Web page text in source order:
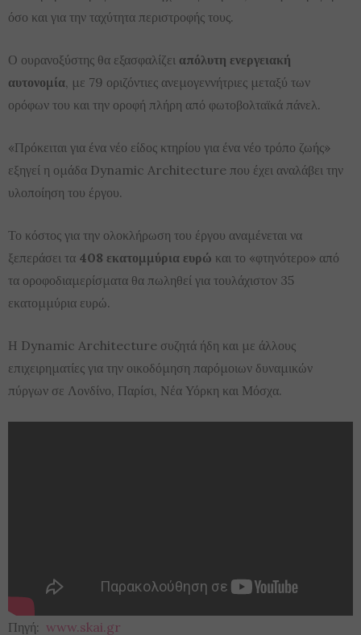
όσο και για την ταχύτητα περιστροφής τους.
Ο ουρανοξύστης θα εξασφαλίζει απόλυτη ενεργειακή
αυτονομία, με 79 οριζόντιες ανεμογεννήτριες μεταξύ των
ορόφων του και την οροφή πλήρη από φωτοβολταϊκά πάνελ.
«Πρόκειται για ένα νέο είδος κτηρίου για ένα νέο τρόπο ζωής»
εξηγεί η ομάδα Dynamic Architecture που έχει αναλάβει την
υλοποίηση του έργου.
Το κόστος για την ολοκλήρωση του έργου αναμένεται να
ξεπεράσει τα 408 εκατομμύρια ευρώ και το «φτηνότερο» από
τα οροφοδιαμερίσματα θα πωληθεί για τουλάχιστον 35
εκατομμύρια ευρώ.
Η Dynamic Architecture συζητά ήδη και με άλλους
επιχειρηματίες για την οικοδόμηση παρόμοιων δυναμικών
πύργων σε Λονδίνο, Παρίσι, Νέα Υόρκη και Μόσχα.
Πηγή: www.skai.gr